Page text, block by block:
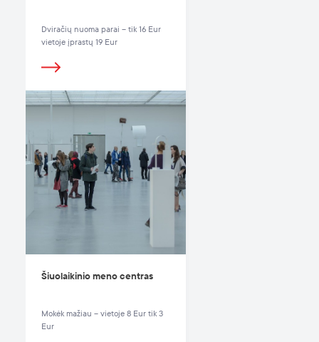
Dviračių nuoma parai – tik 16 Eur
vietoje įprastų 19 Eur
Šiuolaikinio meno centras
Mokėk mažiau – vietoje 8 Eur tik 3
Eur